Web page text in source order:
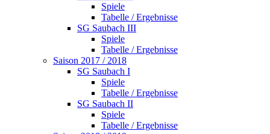
Spiele
Tabelle / Ergebnisse
SG Saubach III
Spiele
Tabelle / Ergebnisse
Saison 2017 / 2018
SG Saubach I
Spiele
Tabelle / Ergebnisse
SG Saubach II
Spiele
Tabelle / Ergebnisse